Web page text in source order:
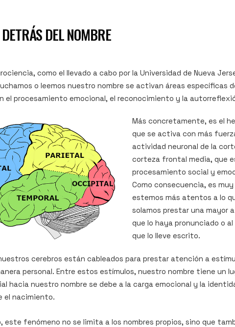
DEL NOMBRE
como el llevado a cabo por la Universidad de Nueva
o leemos nuestro nombre se activan áreas específicas
el procesamiento emocional, el reconocimiento y la
Más concretamente, es el
que se activa con más
actividad neuronal de la
corteza frontal media, que
procesamiento social y
Como consecuencia, es
estemos más atentos a lo
solamos prestar una mayor
que lo haya pronunciado o
que lo lleve escrito.
cerebros están cableados para prestar atención a
personal. Entre estos estímulos, nuestro nombre tiene un
hacia nuestro nombre se debe a la carga emocional y la
el nacimiento.
este fenómeno no se limita a los nombres propios, sino que